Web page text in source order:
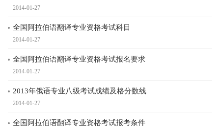
2014-01-27
全国阿拉伯语翻译专业资格考试科目
2014-01-27
全国阿拉伯语翻译专业资格考试报名要求
2014-01-27
2013年俄语专业八级考试成绩及格分数线
2014-01-27
全国阿拉伯语翻译专业资格考试报考条件